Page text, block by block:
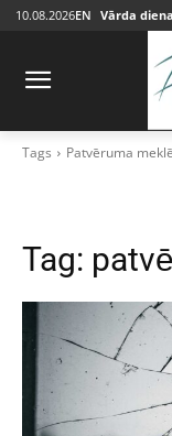
10.08.2026EN Vārda
Tags Patvēruma
Tag: